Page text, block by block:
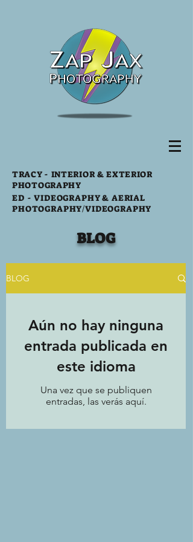
TRACY- INTERIOR & EXTERIOR
PHOTOGRAPHY
ED - VIDEOGRAPHY & AERIAL
PHOTOGRAPHY/VIDEOGRAPHY
BLOG
BLOG
Aún no hay ninguna
entrada publicada en
este idioma
Una vez que se publiquen
entradas, las verás aquí.